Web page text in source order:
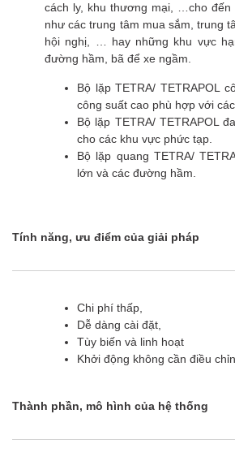
cách ly, khu thương mại, …cho
như các trung tâm mua sắm, trung
hội nghị, … hay những khu vực
đường hầm, bã để xe ngầm.
Bộ lặp TETRA/ TETRAPOL
công suất cao phù hợp với
Bộ lặp TETRA/ TETRAPOL
cho các khu vực phức tạp.
Bộ lặp quang TETRA/
lớn và các đường hầm.
Tính năng, ưu điểm của giải pháp
Chi phí thấp,
Dễ dàng cài đặt,
Tùy biến và linh hoạt
Khởi động không cần điều
Thành phần, mô hình của hệ thống